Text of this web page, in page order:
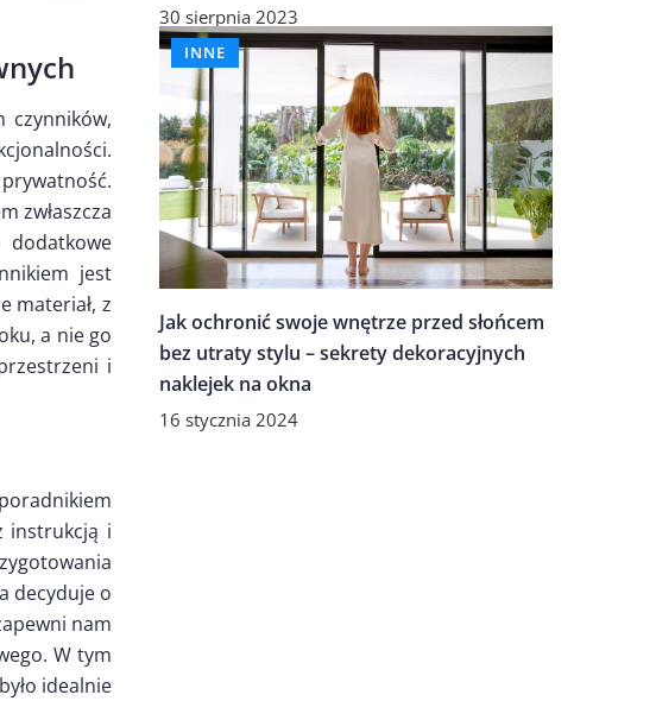
czynników,
zwłaszcza
dodatkowe
jest
materiał, z
a nie go
i
instrukcją i
decyduje o
nam
W tym
idealnie
30 sierpnia 2023
INNE
Jak ochronić swoje wnętrze przed słońcem
bez utraty stylu – sekrety dekoracyjnych
naklejek na okna
16 stycznia 2024